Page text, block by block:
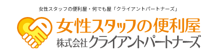
女性スタッフの便利屋・何でも屋「クライアントパートナーズ」